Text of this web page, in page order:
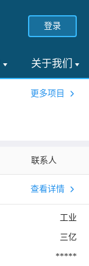
登录
关于我们
更多项目
联系人
查看详情
工业
三亿
*****